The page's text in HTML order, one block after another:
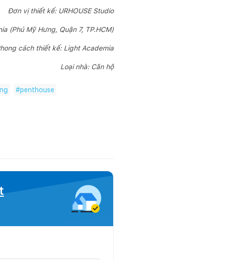
Đơn vị thiết kế: URHOUSE Studio
(Phú Mỹ Hưng, Quận 7, TP.HCM)
cách thiết kế: Light Academia
Loại nhà: Căn hộ
#penthouse